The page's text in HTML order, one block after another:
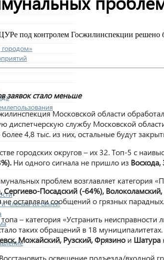
городом»
членам их семей
под контролем Госжилинспекции
заявок стало меньше
Московской области
диспетчерскую службу Московской
4,8 тыс. из них, остальные будут
городских округов – их 32. Топ-5 с
Ни одного сигнала не пришло из Восхода,
проблем возглавляет категория
Посадский (-64%), Волоколамский,
не оставляли сообщений о грязных парадных.
– категория «Устранить
таких обращений в 18
Можайский, Рузский, Фрязинои Шатура
освещение подъезда/